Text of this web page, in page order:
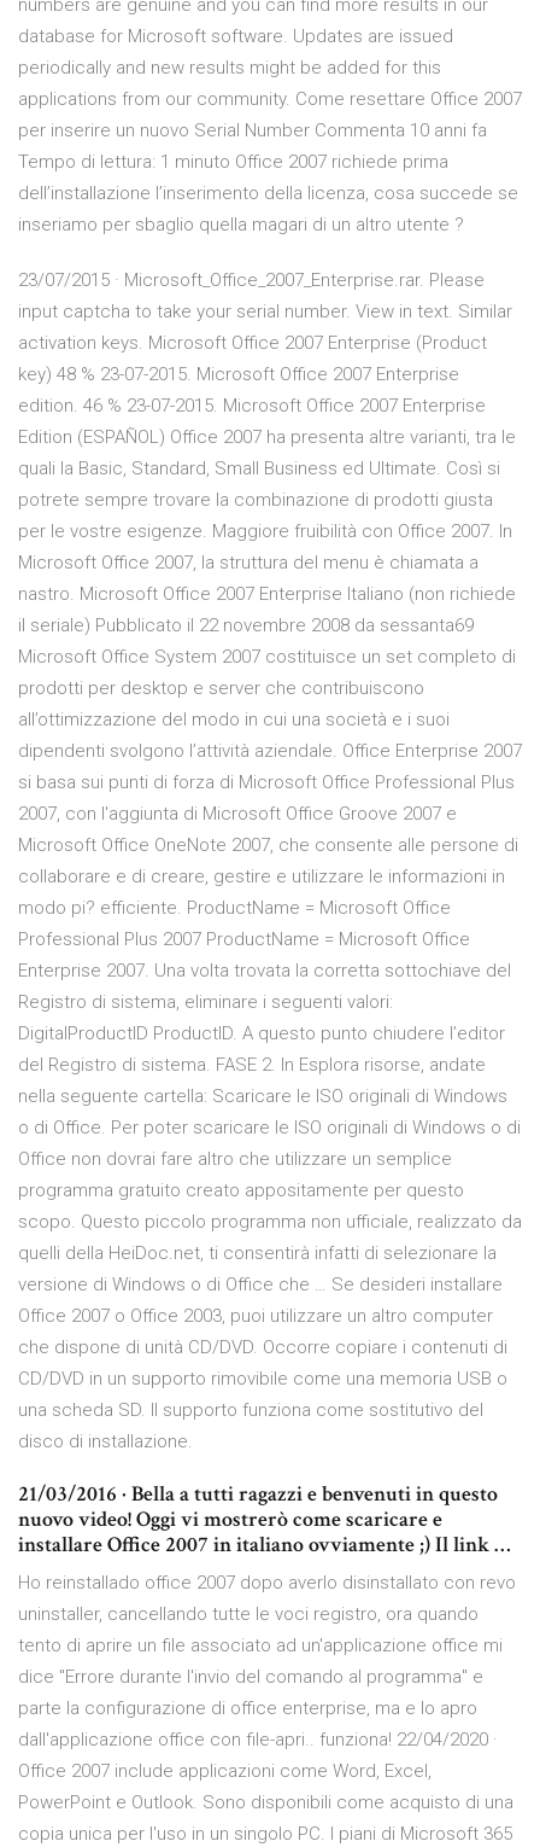
numbers are genuine and you can find more results in our
database for Microsoft software. Updates are issued
periodically and new results might be added for this
applications from our community. Come resettare Office 2007
per inserire un nuovo Serial Number Commenta 10 anni fa
Tempo di lettura: 1 minuto Office 2007 richiede prima
dell’installazione l’inserimento della licenza, cosa succede se
inseriamo per sbaglio quella magari di un altro utente ?
23/07/2015 · Microsoft_Office_2007_Enterprise.rar. Please
input captcha to take your serial number. View in text. Similar
activation keys. Microsoft Office 2007 Enterprise (Product
key) 48 % 23-07-2015. Microsoft Office 2007 Enterprise
edition. 46 % 23-07-2015. Microsoft Office 2007 Enterprise
Edition (ESPAÑOL) Office 2007 ha presenta altre varianti, tra le
quali la Basic, Standard, Small Business ed Ultimate. Così si
potrete sempre trovare la combinazione di prodotti giusta
per le vostre esigenze. Maggiore fruibilità con Office 2007. In
Microsoft Office 2007, la struttura del menu è chiamata a
nastro. Microsoft Office 2007 Enterprise Italiano (non richiede
il seriale) Pubblicato il 22 novembre 2008 da sessanta69
Microsoft Office System 2007 costituisce un set completo di
prodotti per desktop e server che contribuiscono
all’ottimizzazione del modo in cui una società e i suoi
dipendenti svolgono l’attività aziendale. Office Enterprise 2007
si basa sui punti di forza di Microsoft Office Professional Plus
2007, con l'aggiunta di Microsoft Office Groove 2007 e
Microsoft Office OneNote 2007, che consente alle persone di
collaborare e di creare, gestire e utilizzare le informazioni in
modo pi? efficiente. ProductName = Microsoft Office
Professional Plus 2007 ProductName = Microsoft Office
Enterprise 2007. Una volta trovata la corretta sottochiave del
Registro di sistema, eliminare i seguenti valori:
DigitalProductID ProductID. A questo punto chiudere l’editor
del Registro di sistema. FASE 2. In Esplora risorse, andate
nella seguente cartella: Scaricare le ISO originali di Windows
o di Office. Per poter scaricare le ISO originali di Windows o di
Office non dovrai fare altro che utilizzare un semplice
programma gratuito creato appositamente per questo
scopo. Questo piccolo programma non ufficiale, realizzato da
quelli della HeiDoc.net, ti consentirà infatti di selezionare la
versione di Windows o di Office che … Se desideri installare
Office 2007 o Office 2003, puoi utilizzare un altro computer
che dispone di unità CD/DVD. Occorre copiare i contenuti di
CD/DVD in un supporto rimovibile come una memoria USB o
una scheda SD. Il supporto funziona come sostitutivo del
disco di installazione.
21/03/2016 · Bella a tutti ragazzi e benvenuti in questo
nuovo video! Oggi vi mostrerò come scaricare e
installare Office 2007 in italiano ovviamente ;) Il link …
Ho reinstallado office 2007 dopo averlo disinstallato con revo
uninstaller, cancellando tutte le voci registro, ora quando
tento di aprire un file associato ad un'applicazione office mi
dice "Errore durante l'invio del comando al programma" e
parte la configurazione di office enterprise, ma e lo apro
dall'applicazione office con file-apri.. funziona! 22/04/2020 ·
Office 2007 include applicazioni come Word, Excel,
PowerPoint e Outlook. Sono disponibili come acquisto di una
copia unica per l'uso in un singolo PC. I piani di Microsoft 365